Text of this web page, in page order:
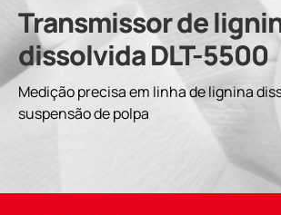
Transmissor de
dissolvida DLT-5500
Medição precisa em linha de lignina
suspensão de polpa